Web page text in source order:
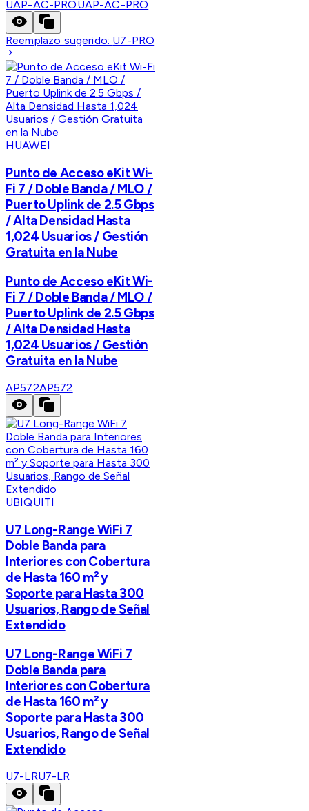
UAP-AC-PROUAP-AC-PRO
Reemplazo sugerido: U7-PRO
HUAWEI
Punto de Acceso eKit Wi-
Fi 7 / Doble Banda / MLO /
Puerto Uplink de 2.5 Gbps
/ Alta Densidad Hasta
1,024 Usuarios / Gestión
Gratuita en la Nube
Punto de Acceso eKit Wi-
Fi 7 / Doble Banda / MLO /
Puerto Uplink de 2.5 Gbps
/ Alta Densidad Hasta
1,024 Usuarios / Gestión
Gratuita en la Nube
AP572AP572
UBIQUITI
U7 Long-Range WiFi 7
Doble Banda para
Interiores con Cobertura
de Hasta 160 m² y
Soporte para Hasta 300
Usuarios, Rango de Señal
Extendido
U7 Long-Range WiFi 7
Doble Banda para
Interiores con Cobertura
de Hasta 160 m² y
Soporte para Hasta 300
Usuarios, Rango de Señal
Extendido
U7-LRU7-LR